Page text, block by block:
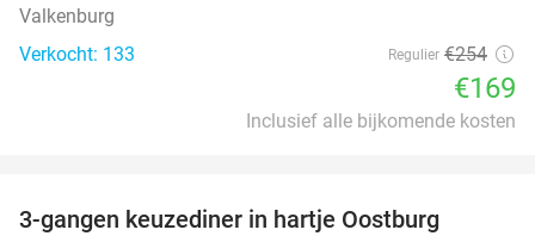
Valkenburg
Verkocht: 133
Regulier €254
€169
Inclusief alle bijkomende kosten
3-gangen keuzediner in hartje Oostburg